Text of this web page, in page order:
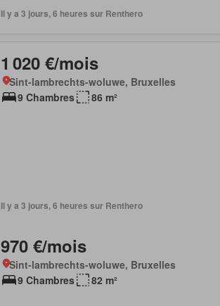
Il y a 3 jours, 6 heures sur Renthero
1 020 €/mois
Sint-lambrechts-woluwe, Bruxelles
9 Chambres
86 m²
Il y a 3 jours, 6 heures sur Renthero
970 €/mois
Sint-lambrechts-woluwe, Bruxelles
9 Chambres
82 m²